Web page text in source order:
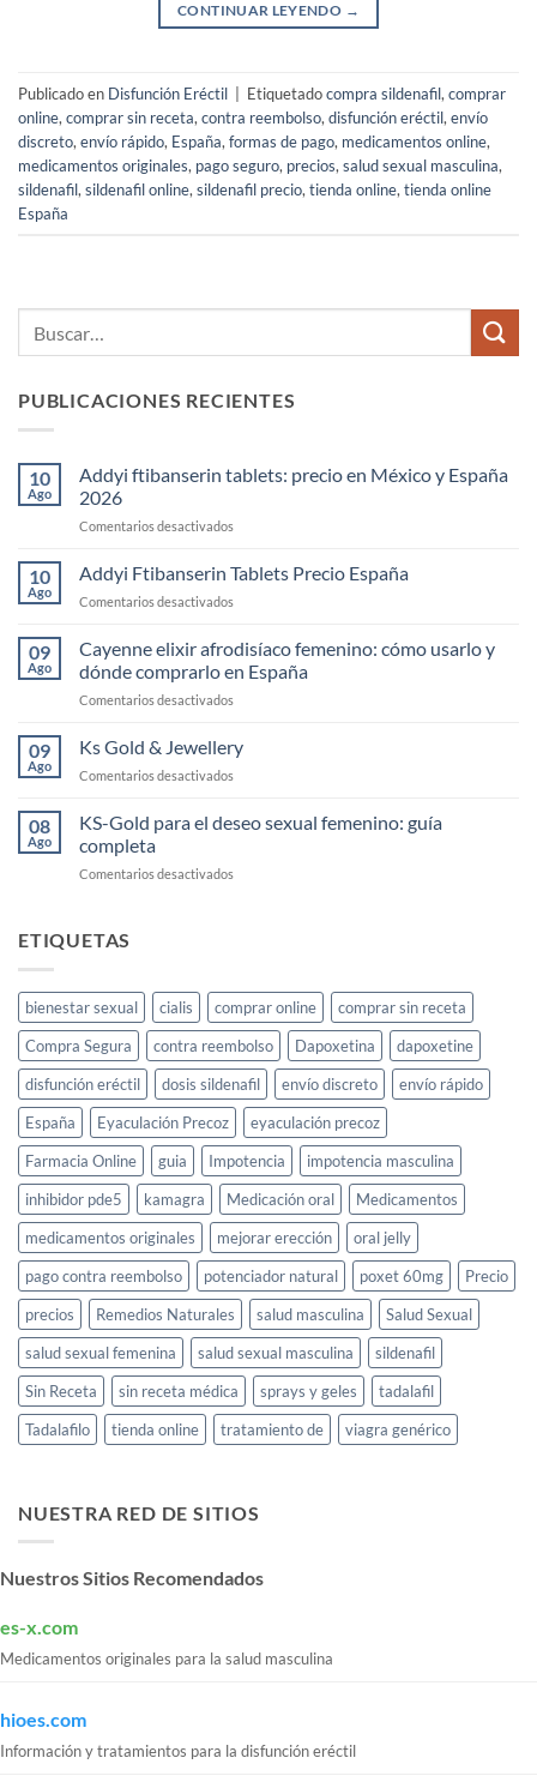
CONTINUAR LEYENDO →
Publicado en Disfunción Eréctil Etiquetadocompra sildenafil, comprar
online, comprar sin receta, contra reembolso, disfunción eréctil, envío
discreto, envío rápido, España, formas de pago, medicamentos online,
medicamentos originales, pago seguro, precios, salud sexual masculina,
sildenafil, sildenafil online, sildenafil precio, tienda online, tienda online
España
PUBLICACIONES RECIENTES
10
Ago
Addyi ftibanserin tablets: precio en México y España
2026
Comentarios desactivados
ftibanserin
tablets:
precio
México
y
España
2026
10
Ago
Addyi Ftibanserin Tablets Precio España
Comentarios desactivados
Ftibanserin
Tablets
Precio
España
09
Ago
Cayenne elixir afrodisíaco femenino: cómo usarlo y
dónde comprarlo en España
Comentarios desactivados
afrodisíaco
femenino:
usarlo
comprarlo
09
Ago
Ks Gold & Jewellery
Comentarios desactivados
&
08
Ago
KS-Gold para el deseo sexual femenino: guía
completa
Comentarios desactivados
sexual
femenino:
guía
completa
ETIQUETAS
bienestar sexual cialis comprar online
comprar sin receta
Compra Segura
contra reembolso Dapoxetina
dapoxetine
disfunción eréctil
dosis sildenafil envío discreto
envío rápido
España
Eyaculación Precoz
eyaculación precoz
Farmacia Online
guia Impotencia
impotencia masculina
inhibidor pde5
kamagra Medicación oral
Medicamentos
medicamentos originales
mejorar erección
oral jelly
pago contra reembolso
potenciador natural poxet 60mg
Precio
precios
Remedios Naturales salud masculina
Salud Sexual
salud sexual femenina
salud sexual masculina
sildenafil
Sin Receta
sin receta médica sprays y geles
tadalafil
Tadalafilo
tienda online tratamiento de viagra genérico
NUESTRA RED DE SITIOS
Nuestros Sitios Recomendados
es-x.com
Medicamentos originales para la salud masculina
hioes.com
Información y tratamientos para la disfunción eréctil